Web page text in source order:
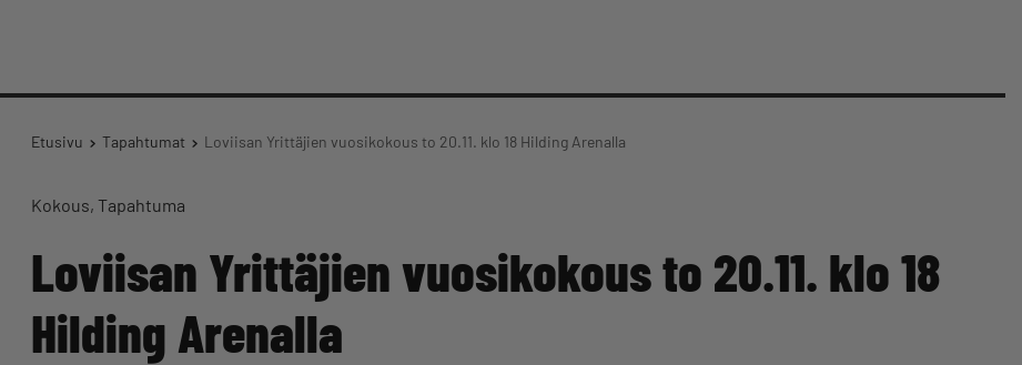
Etusivu Tapahtumat Loviisan Yrittäjien vuosikokous to 20.11. klo 18 Hilding Arenalla
Kokous Tapahtuma
Loviisan Yrittäjien vuosikokous to 20.11. klo 18
Hilding Arenalla